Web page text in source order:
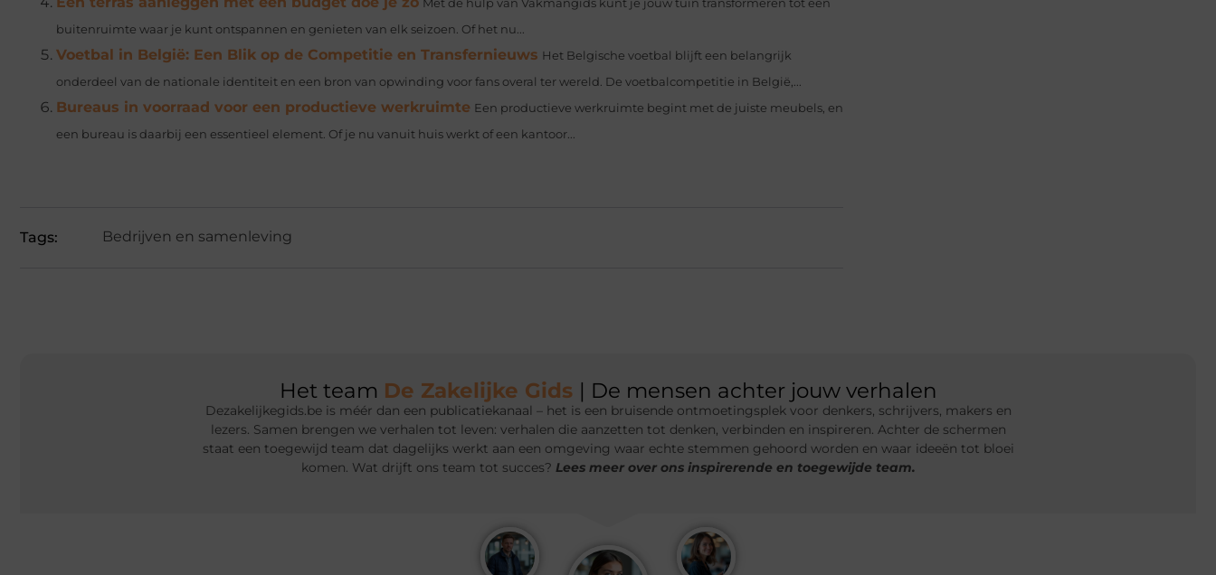
Met de hulp van Vakmangids kunt je jouw tuin transformeren tot een
buitenruimte waar je kunt ontspannen en genieten van elk seizoen. Of het nu...
Voetbal in België: Een Blik op de Competitie en Transfernieuws Het Belgische voetbal blijft een belangrijk
onderdeel van de nationale identiteit en een bron van opwinding voor fans overal ter wereld. De voetbalcompetitie in België,...
Bureaus in voorraad voor een productieve werkruimte Een productieve werkruimte begint met de juiste meubels, en
een bureau is daarbij een essentieel element. Of je nu vanuit huis werkt of een kantoor...
Tags: Bedrijven en samenleving
Het team De Zakelijke Gids | De mensen achter jouw verhalen
Dezakelijkegids.be is méér dan een publicatiekanaal – het is een bruisende ontmoetingsplek voor denkers, schrijvers, makers en
lezers. Samen brengen we verhalen tot leven: verhalen die aanzetten tot denken, verbinden en inspireren. Achter de schermen
staat een toegewijd team dat dagelijks werkt aan een omgeving waar echte stemmen gehoord worden en waar ideeën tot bloei
komen. Wat drijft ons team tot succes? Lees meer over ons inspirerende en toegewijde team.